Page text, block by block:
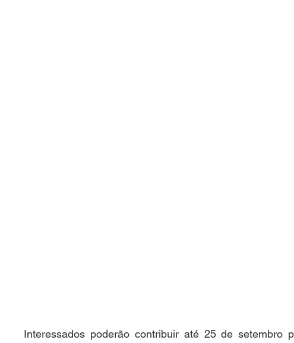
Interessados poderão contribuir até 25 de setembro